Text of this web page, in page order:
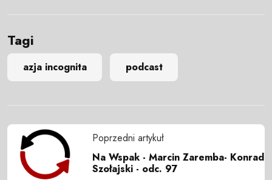
Tagi
azja incognita podcast
Poprzedni artykuł
Na Wspak - Marcin Zaremba- Konrad
Szołajski - odc. 97